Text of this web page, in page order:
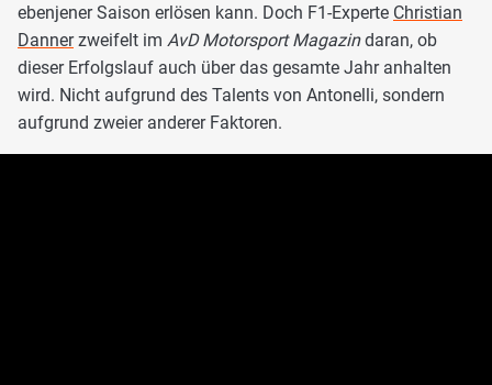
ebenjener Saison erlösen kann. Doch F1-Experte Christian
Dannerzweifelt im AvD Motorsport Magazindaran, ob
dieser Erfolgslauf auch über das gesamte Jahr anhalten
wird. Nicht aufgrund des Talents von Antonelli, sondern
aufgrund zweier anderer Faktoren.